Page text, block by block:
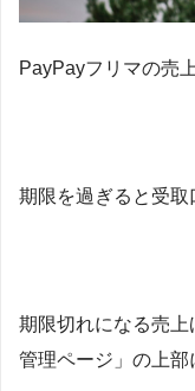
PayPayフリマの売
期限を過ぎると受取
期限切れになる売
管理ページ」の上部